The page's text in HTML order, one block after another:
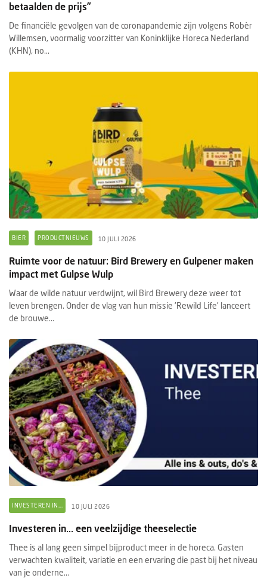
betaalden de prijs”
De financiële gevolgen van de coronapandemie zijn volgens Robèr
Willemsen, voormalig voorzitter van Koninklijke Horeca Nederland
(KHN), no...
BIER PRODUCTNIEUWS 10 JULI 2026
Ruimte voor de natuur: Bird Brewery en Gulpener maken
impact met Gulpse Wulp
Waar de wilde natuur verdwijnt, wil Bird Brewery deze weer tot
leven brengen. Onder de vlag van hun missie 'Rewild Life’ lanceert
de brouwe...
INVESTEREN IN... 10 JULI 2026
Investeren in... een veelzijdige theeselectie
Thee is al lang geen simpel bijproduct meer in de horeca. Gasten
verwachten kwaliteit, variatie en een ervaring die past bij het niveau
van je onderne...